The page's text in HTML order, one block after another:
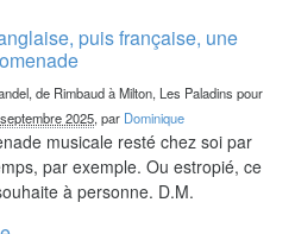
puis française, une
de Rimbaud à Milton, Les Paladins pour
2025, par Dominique
musicale resté chez soi par
par exemple. Ou estropié, ce
à personne. D.M.